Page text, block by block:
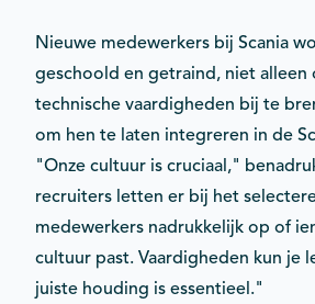
Nieuwe medewerkers bij Scania
geschoold en getraind, niet alleen
technische vaardigheden bij te
om hen te laten integreren in de
"Onze cultuur is cruciaal,"
recruiters letten er bij het
medewerkers nadrukkelijk op of
cultuur past. Vaardigheden kun je
juiste houding is essentieel."